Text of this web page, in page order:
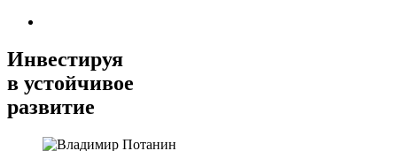
Инвестируя
в устойчивое
развитие